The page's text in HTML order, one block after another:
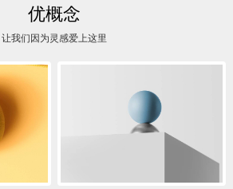
优概念
让我们因为灵感爱上这里